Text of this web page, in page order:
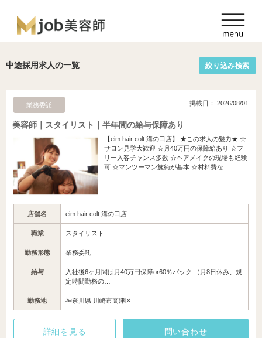
中途採用求人の一覧 絞り込み検索
業務委託 掲載日： 2026/08/01
美容師｜スタイリスト｜半年間の給与保障あり
【eim hair colt 溝の口店】 ★この求人の魅力★ ☆
サロン見学大歓迎 ☆月40万円の保障給あり ☆フ
リー入客チャンス多数 ☆ヘアメイクの現場も経験
可 ☆マンツーマン施術が基本 ☆材料費な…
店舗名 eim hair colt 溝の口店
職業 スタイリスト
勤務形態 業務委託
給与
入社後6ヶ月間は月40万円保障or60％バック （月8日休み、規
定時間勤務の…
勤務地 神奈川県 川崎市高津区
詳細を見る 問い合わせ